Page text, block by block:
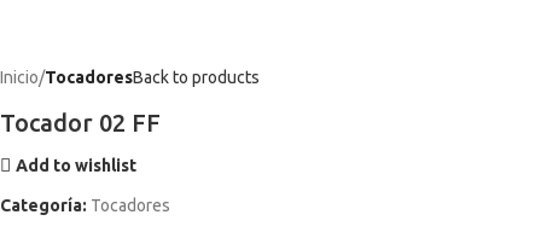
Inicio TocadoresBack to products
Tocador 02 FF
Add to wishlist
Categoría: Tocadores